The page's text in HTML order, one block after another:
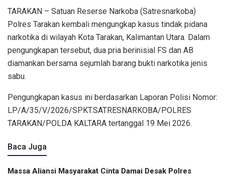
TARAKAN – Satuan Reserse Narkoba (Satresnarkoba)
Polres Tarakan kembali mengungkap kasus tindak pidana
narkotika di wilayah Kota Tarakan, Kalimantan Utara. Dalam
pengungkapan tersebut, dua pria berinisial FS dan AB
diamankan bersama sejumlah barang bukti narkotika jenis
sabu.
Pengungkapan kasus ini berdasarkan Laporan Polisi Nomor:
LP/A/35/V/2026/SPKT.SATRESNARKOBA/POLRES
TARAKAN/POLDA KALTARA tertanggal 19 Mei 2026.
Baca Juga
Massa Aliansi Masyarakat Cinta Damai Desak Polres